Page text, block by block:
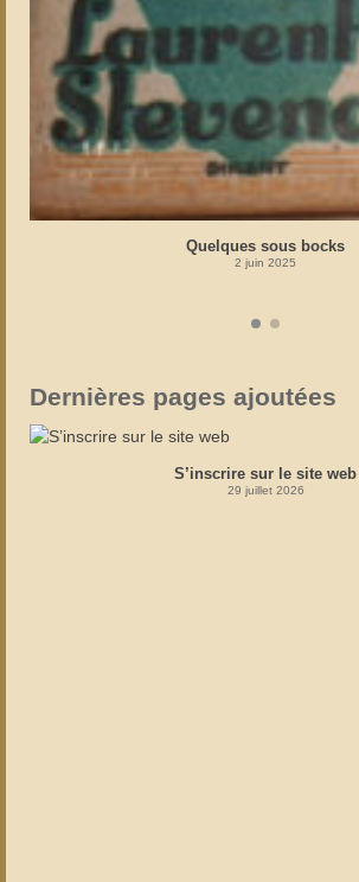
Quelques sous bocks
2 juin 2025
Dernières pages ajoutées
S’inscrire sur le site web
29 juillet 2026